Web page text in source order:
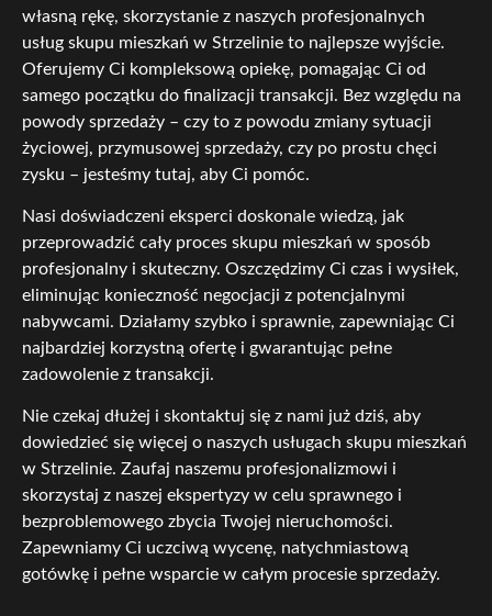
własną rękę, skorzystanie z naszych profesjonalnych
usług skupu mieszkań w Strzelinie to najlepsze wyjście.
Oferujemy Ci kompleksową opiekę, pomagając Ci od
samego początku do finalizacji transakcji. Bez względu na
powody sprzedaży – czy to z powodu zmiany sytuacji
życiowej, przymusowej sprzedaży, czy po prostu chęci
zysku – jesteśmy tutaj, aby Ci pomóc.
Nasi doświadczeni eksperci doskonale wiedzą, jak
przeprowadzić cały proces skupu mieszkań w sposób
profesjonalny i skuteczny. Oszczędzimy Ci czas i wysiłek,
eliminując konieczność negocjacji z potencjalnymi
nabywcami. Działamy szybko i sprawnie, zapewniając Ci
najbardziej korzystną ofertę i gwarantując pełne
zadowolenie z transakcji.
Nie czekaj dłużej i skontaktuj się z nami już dziś, aby
dowiedzieć się więcej o naszych usługach skupu mieszkań
w Strzelinie. Zaufaj naszemu profesjonalizmowi i
skorzystaj z naszej ekspertyzy w celu sprawnego i
bezproblemowego zbycia Twojej nieruchomości.
Zapewniamy Ci uczciwą wycenę, natychmiastową
gotówkę i pełne wsparcie w całym procesie sprzedaży.